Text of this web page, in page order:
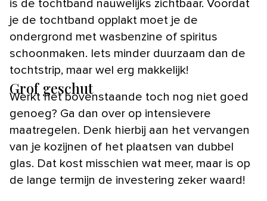
is de tochtband nauwelijks zichtbaar. Voordat
je de tochtband opplakt moet je de
ondergrond met wasbenzine of spiritus
schoonmaken. Iets minder duurzaam dan de
tochtstrip, maar wel erg makkelijk!
Grof geschut
Werkt het bovenstaande toch nog niet goed
genoeg? Ga dan over op intensievere
maatregelen. Denk hierbij aan het vervangen
van je kozijnen of het plaatsen van dubbel
glas. Dat kost misschien wat meer, maar is op
de lange termijn de investering zeker waard!